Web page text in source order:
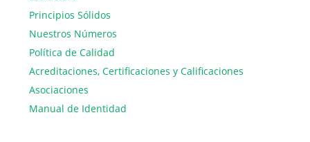
Principios Sólidos
Nuestros Números
Política de Calidad
Acreditaciones, Certificaciones y Calificaciones
Asociaciones
Manual de Identidad